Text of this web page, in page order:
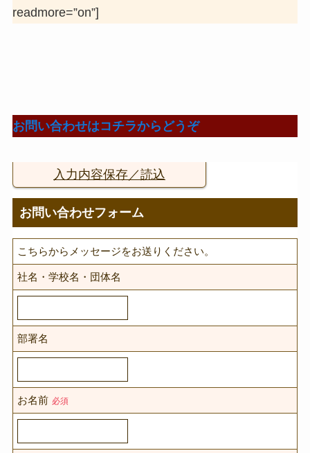
readmore=”on”]
お問い合わせはコチラからどうぞ